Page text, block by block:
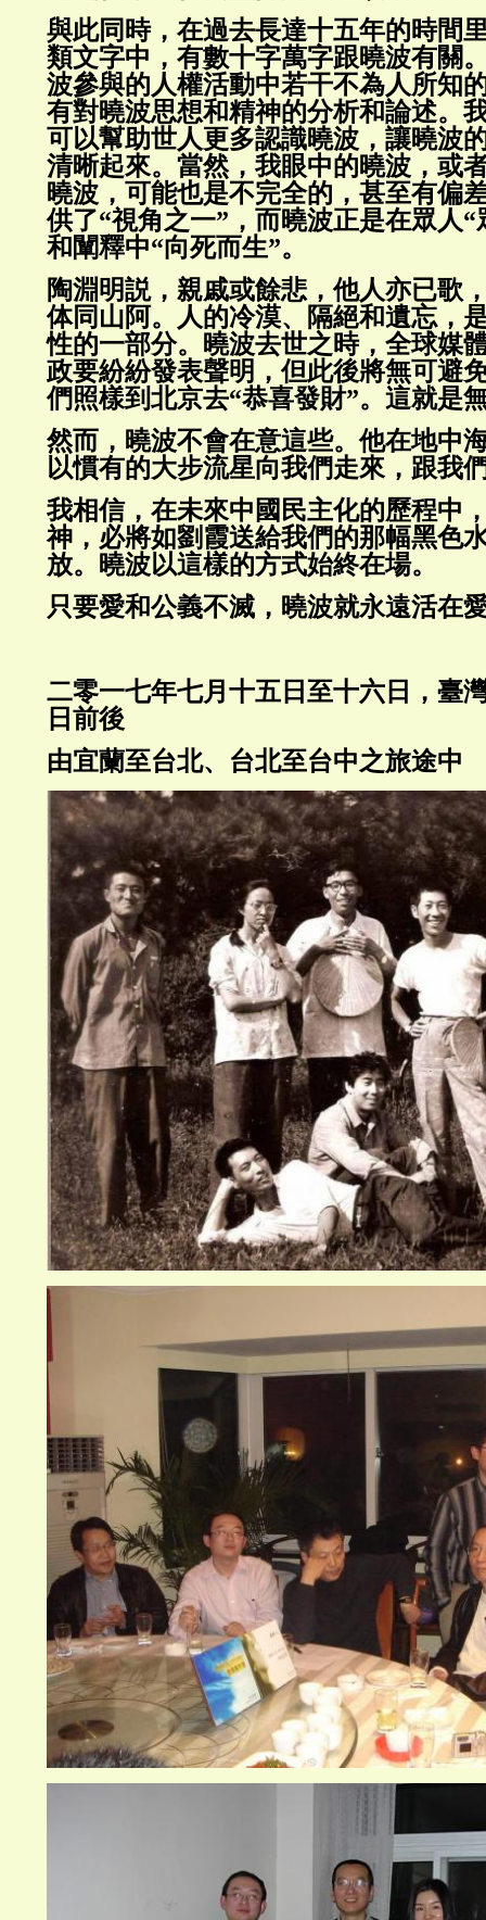
與此同時，在過去長達十五年的時間
類文字中，有數十字萬字跟曉波有關
波參與的人權活動中若干不為人所知
有對曉波思想和精神的分析和論述。
可以幫助世人更多認識曉波，讓曉波
清晰起來。當然，我眼中的曉波，或
曉波，可能也是不完全的，甚至有偏
供了“視角之一”，而曉波正是在眾人
和闡釋中“向死而生”。
陶淵明説，親戚或餘悲，他人亦已歌
体同山阿。人的冷漠、隔絕和遺忘，
性的一部分。曉波去世之時，全球媒
政要紛紛發表聲明，但此後將無可避
們照樣到北京去“恭喜發財”。這就是
然而，曉波不會在意這些。他在地中
以慣有的大步流星向我們走來，跟我
我相信，在未來中國民主化的歷程中
神，必將如劉霞送給我們的那幅黑色
放。曉波以這樣的方式始終在場。
只要愛和公義不滅，曉波就永遠活在
二零一七年七月十五日至十六日，臺
日前後
由宜蘭至台北、台北至台中之旅途中